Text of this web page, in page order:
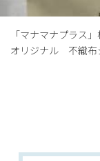
「マナマナプラス
オリジナル 不織布